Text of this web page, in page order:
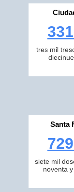
tres mil
Santa
siete mil
noventa